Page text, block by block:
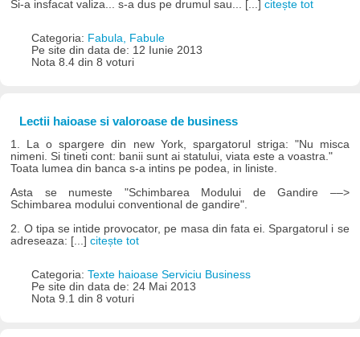
Si-a insfacat valiza... s-a dus pe drumul sau... [...]citește tot
Categoria: Fabula, Fabule
Pe site din data de: 12 Iunie 2013
Nota 8.4 din 8 voturi
Lectii haioase si valoroase de business
1. La o spargere din new York, spargatorul striga: "Nu misca
nimeni. Si tineti cont: banii sunt ai statului, viata este a voastra."
Toata lumea din banca s-a intins pe podea, in liniste.
Asta se numeste "Schimbarea Modului de Gandire ––>
Schimbarea modului conventional de gandire".
2. O tipa se intide provocator, pe masa din fata ei. Spargatorul i se
adreseaza: [...]citește tot
Categoria: Texte haioase Serviciu Business
Pe site din data de: 24 Mai 2013
Nota 9.1 din 8 voturi